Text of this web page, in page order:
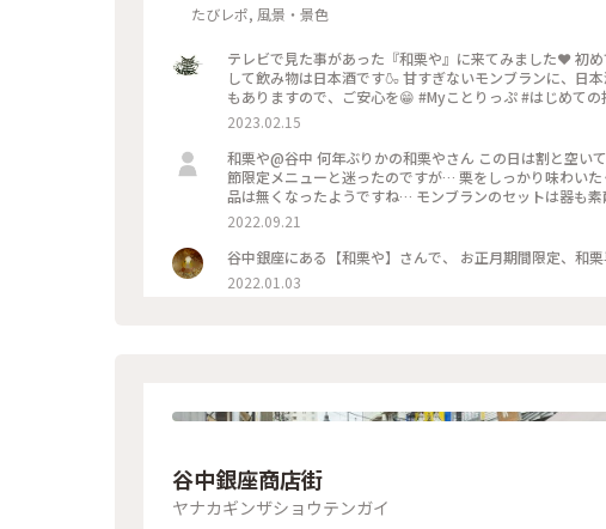
たびレポ, 風景・景色
テレビで見た事があった『和栗や』に来てみました❤️ 初めてなので、今回は定番のモンブランにしてみました😁 そ
して飲み物は日本酒です🍶 甘すぎないモンブランに、日本酒が相まって美味しかったです❤️ もちろんほうじ茶など
2023.02.15
和栗や@谷中 何年ぶりかの和栗やさん この日は割と空いていて15分くらいで着席 人丸の提供前だったからかも 季
節限定メニューと迷ったのですが… 栗をしっかり味わい
品は無くなったようですね… モンブランのセットは器も素敵✨ ほうじ茶が芳ばしくて濃さも絶妙でした モンブラン
は栗🌰と砂糖のみ 最後まで飽きない甘さでいいですね
なっていますのでご注意を 都内に出た目的は流行りの？追いTOP GUN ３回目は大画面のIMAXで観たくて… この日
は空席が多くて人が少ない席を選べました 最上階からの
ー！
2022.09.21
谷中銀座にある【和栗や】さんで、 お正月期間限定、和
2022.01.03
谷中銀座商店街
ヤナカギンザショウテンガイ